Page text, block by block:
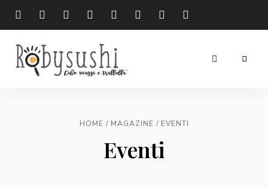
HOME / MAGAZINE / EVENTI
Eventi